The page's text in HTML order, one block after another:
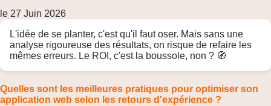
le 27 Juin 2026
L'idée de se planter, c'est qu'il faut oser. Mais sans une
analyse rigoureuse des résultats, on risque de refaire les
mêmes erreurs. Le ROI, c'est la boussole, non ? 🧭
Quelles sont les meilleures pratiques pour optimiser son
application web selon les retours d'expérience ?